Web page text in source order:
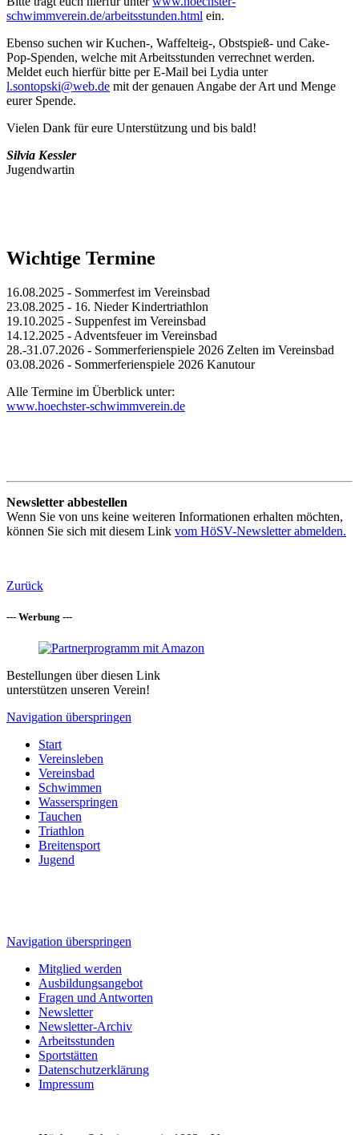
schwimmverein.de/arbeitsstunden.html ein.
Ebenso suchen wir Kuchen-, Waffelteig-, Obstspieß- und Cake-
Pop-Spenden, welche mit Arbeitsstunden verrechnet werden.
Meldet euch hierfür bitte per E-Mail bei Lydia unter
l.sontopski@web.de mit der genauen Angabe der Art und Menge
eurer Spende.
Vielen Dank für eure Unterstützung und bis bald!
Silvia Kessler
Jugendwartin
Wichtige Termine
16.08.2025 - Sommerfest im Vereinsbad
23.08.2025 - 16. Nieder Kindertriathlon
19.10.2025 - Suppenfest im Vereinsbad
14.12.2025 - Adventsfeuer im Vereinsbad
28.-31.07.2026 - Sommerferienspiele 2026 Zelten im Vereinsbad
03.08.2026 - Sommerferienspiele 2026 Kanutour
Alle Termine im Überblick unter:
www.hoechster-schwimmverein.de
Newsletter abbestellen
Wenn Sie von uns keine weiteren Informationen erhalten möchten,
können Sie sich mit diesem Link vom HöSV-Newsletter abmelden.
Zurück
--- Werbung ---
Bestellungen über diesen Link
unterstützen unseren Verein!
Navigation überspringen
Start
Vereinsleben
Vereinsbad
Schwimmen
Wasserspringen
Tauchen
Triathlon
Breitensport
Jugend
Navigation überspringen
Mitglied werden
Ausbildungsangebot
Fragen und Antworten
Newsletter
Newsletter-Archiv
Arbeitsstunden
Sportstätten
Datenschutzerklärung
Impressum